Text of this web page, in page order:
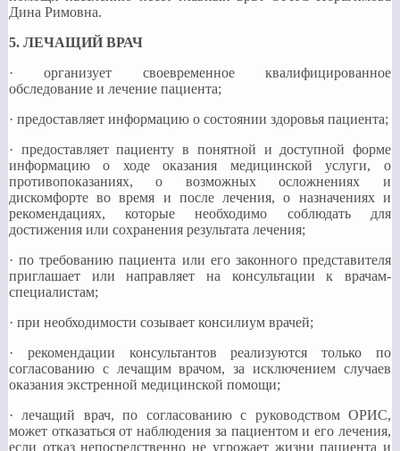
Дина Римовна.
5. ЛЕЧАЩИЙ ВРАЧ
· организует своевременное квалифицированное
обследование и лечение пациента;
· предоставляет информацию о состоянии здоровья пациента;
· предоставляет пациенту в понятной и доступной форме
информацию о ходе оказания медицинской услуги, о
противопоказаниях, о возможных осложнениях и
дискомфорте во время и после лечения, о назначениях и
рекомендациях, которые необходимо соблюдать для
достижения или сохранения результата лечения;
· по требованию пациента или его законного представителя
приглашает или направляет на консультации к врачам-
специалистам;
· при необходимости созывает консилиум врачей;
· рекомендации консультантов реализуются только по
согласованию с лечащим врачом, за исключением случаев
оказания экстренной медицинской помощи;
· лечащий врач, по согласованию с руководством ОРИС,
может отказаться от наблюдения за пациентом и его лечения,
если отказ непосредственно не угрожает жизни пациента и